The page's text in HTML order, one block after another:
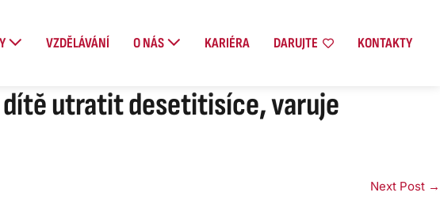
VZDĚLÁVÁNÍ O NÁS KARIÉRA DARUJTE KONTAKTY
dítě utratit desetitisíce, varuje
Next Post →